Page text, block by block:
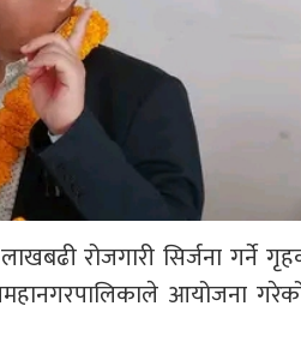
रोजगारी सिर्जना गर्ने
आयोजना